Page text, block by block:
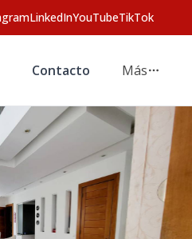
LinkedInYouTubeTikTok
Contacto Más